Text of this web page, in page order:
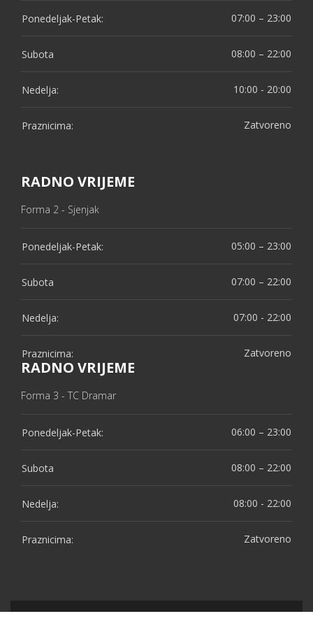
Ponedeljak-Petak: 07:00 – 23:00
Subota 08:00 – 22:00
Nedelja: 10:00 - 20:00
Praznicima: Zatvoreno
RADNO VRIJEME
Forma 2 - Sjenjak
Ponedeljak-Petak: 05:00 – 23:00
Subota 07:00 – 22:00
Nedelja: 07:00 - 22:00
Praznicima: Zatvoreno
RADNO VRIJEME
Forma 3 - TC Dramar
Ponedeljak-Petak: 06:00 – 23:00
Subota 08:00 – 22:00
Nedelja: 08:00 - 22:00
Praznicima: Zatvoreno